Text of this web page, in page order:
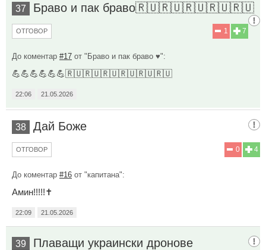
37 Браво и пак браво🇷🇺🇷🇺🇷🇺🇷🇺🇷🇺
7
1
ОТГОВОР
До коментар #17 от "Браво и пак браво ♥️":
💪💪💪💪💪💪🇷🇺🇷🇺🇷🇺🇷🇺🇷🇺🇷🇺
22:06 21.05.2026
38 Дай Боже
4
0
ОТГОВОР
До коментар #16 от "капитана":
Амин!!!!!✝️
22:09 21.05.2026
39 Плаващи украински дронове